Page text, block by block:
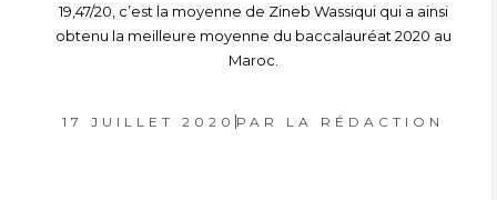
19,47/20, c’est la moyenne de Zineb Wassiqui qui a ainsi
obtenu la meilleure moyenne du baccalauréat 2020 au
Maroc.
17 JUILLET 2020 PAR LA RÉDACTION